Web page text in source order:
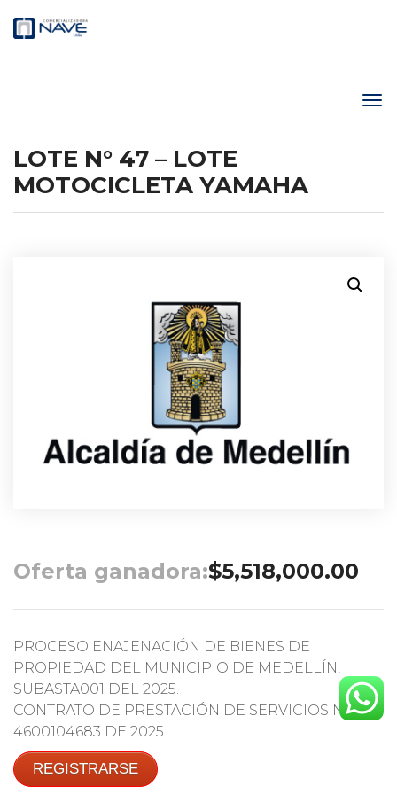
LOTE N° 47 – LOTE
MOTOCICLETA YAMAHA
Oferta ganadora:$5,518,000.00
PROCESO ENAJENACIÓN DE BIENES DE
PROPIEDAD DEL MUNICIPIO DE MEDELLÍN,
SUBASTA001 DEL 2025.
CONTRATO DE PRESTACIÓN DE SERVICIOS No.
4600104683 DE 2025.
REGISTRARSE